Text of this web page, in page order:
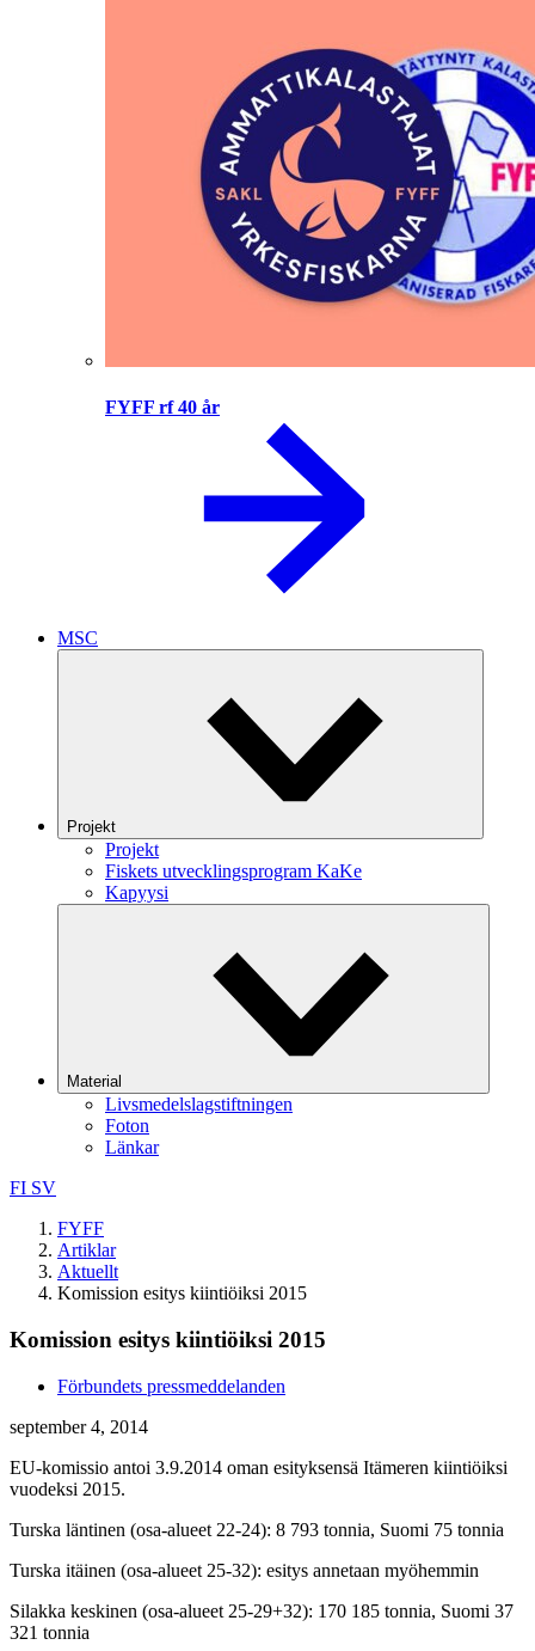
FYFF rf 40 år
MSC
Projekt
Projekt
Fiskets utvecklingsprogram KaKe
Kapyysi
Material
Livsmedelslagstiftningen
Foton
Länkar
FI SV
FYFF
Artiklar
Aktuellt
Komission esitys kiintiöiksi 2015
Komission esitys kiintiöiksi 2015
Förbundets pressmeddelanden
september 4, 2014
EU-komissio antoi 3.9.2014 oman esityksensä Itämeren kiintiöiksi
vuodeksi 2015.
Turska läntinen (osa-alueet 22-24): 8 793 tonnia, Suomi 75 tonnia
Turska itäinen (osa-alueet 25-32): esitys annetaan myöhemmin
Silakka keskinen (osa-alueet 25-29+32): 170 185 tonnia, Suomi 37
321 tonnia